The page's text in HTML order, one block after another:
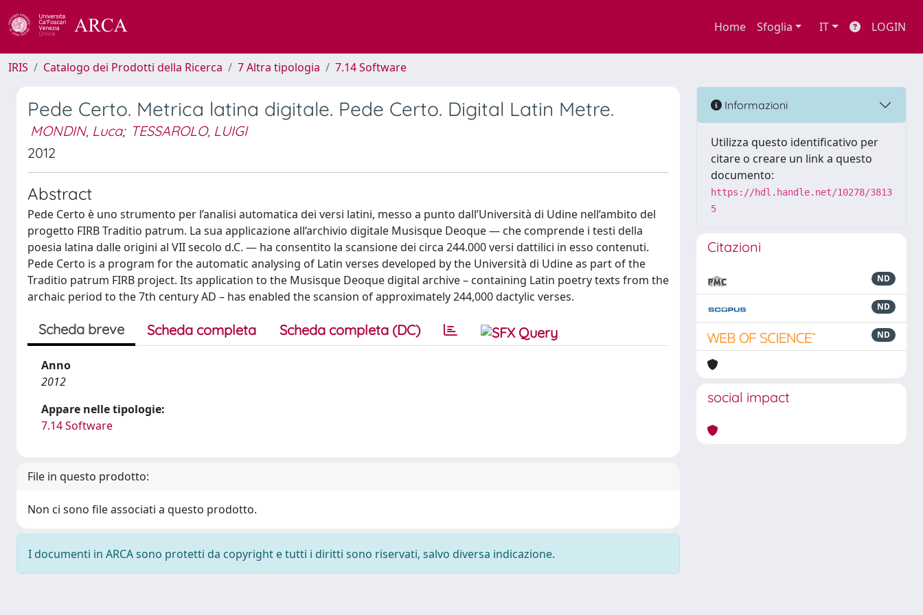
Home Sfoglia IT LOGIN
IRIS Catalogo dei Prodotti della Ricerca 7 Altra tipologia 7.14 Software
Pede Certo. Metrica latina digitale. Pede Certo. Digital Latin Metre.
MONDIN, Luca; TESSAROLO, LUIGI
2012
Abstract
Pede Certo è uno strumento per l’analisi automatica dei versi latini, messo a punto dall’Università di Udine nell’ambito del
progetto FIRB Traditio patrum. La sua applicazione all’archivio digitale Musisque Deoque — che comprende i testi della
poesia latina dalle origini al VII secolo d.C. — ha consentito la scansione dei circa 244.000 versi dattilici in esso contenuti.
Pede Certo is a program for the automatic analysing of Latin verses developed by the Università di Udine as part of the
Traditio patrum FIRB project. Its application to the Musisque Deoque digital archive – containing Latin poetry texts from the
archaic period to the 7th century AD – has enabled the scansion of approximately 244,000 dactylic verses.
Scheda breve Scheda completa Scheda completa (DC)
Anno
2012
Appare nelle tipologie:
7.14 Software
File in questo prodotto:
Non ci sono file associati a questo prodotto.
I documenti in ARCA sono protetti da copyright e tutti i diritti sono riservati, salvo diversa indicazione.
Informazioni
Utilizza questo identificativo per
citare o creare un link a questo
documento:
https://hdl.handle.net/10278/3813
5
Citazioni
ND
ND
ND
social impact